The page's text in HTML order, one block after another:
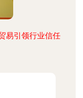
易引领行业信任